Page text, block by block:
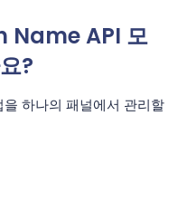
Name API 모
?
하나의 패널에서 관리할